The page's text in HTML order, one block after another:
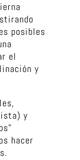
posibles
el
y
y
hacer